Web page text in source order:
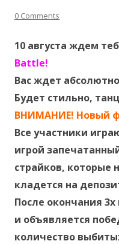
0 Comments
10 августа ждем
Battle!
Вас ждет абсолютно
Будет стильно,
ВНИМАНИЕ! Новый
Все участники
игрой
страйков, которые
кладется на
После окончания
и объявляется
количество